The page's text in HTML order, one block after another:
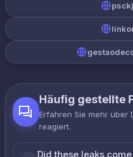
Häufig gestellte
Erfahren Sie mehr über
reagiert.
Did these leaks